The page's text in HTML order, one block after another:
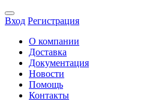
Вход Регистрация
О компании
Доставка
Документация
Новости
Помощь
Контакты